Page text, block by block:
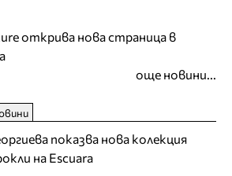
открива нова страница в
още новини...
показва нова колекция
на Escuara